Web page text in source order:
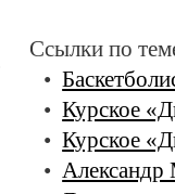
Ссылки по
Курское
Курское
Александр